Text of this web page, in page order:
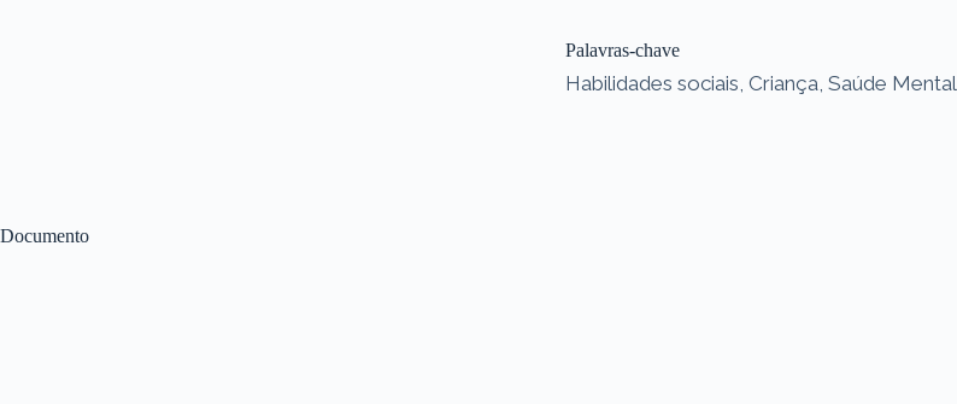
Documento
Palavras-chave
Habilidades sociais, Criança, Saúde Mental